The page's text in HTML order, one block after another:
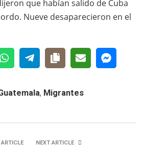
que habían salido de Cuba
Nueve desaparecieron en el
, Migrantes
NEXT ARTICLE